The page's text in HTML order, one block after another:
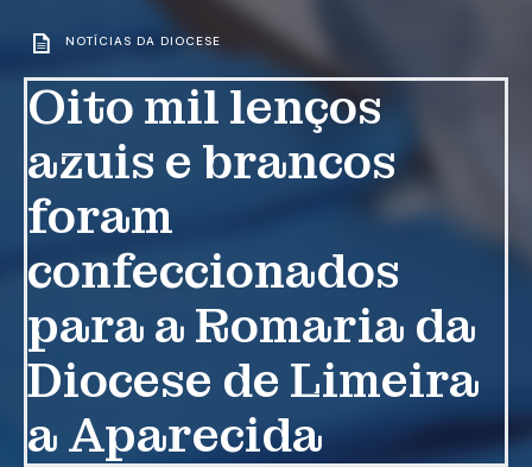
NOTÍCIAS DA DIOCESE
Oito mil lenços
azuis e brancos
foram
confeccionados
para a Romaria da
Diocese de Limeira
a Aparecida